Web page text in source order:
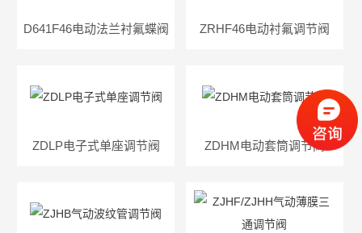
D641F46电动法兰衬氟蝶阀 ZRHF46电动衬氟调节阀
ZDLP电子式单座调节阀 ZDHM电动套筒调节阀